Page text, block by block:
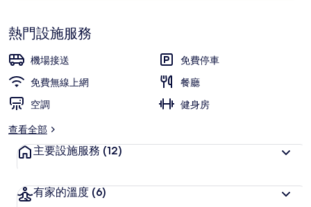
10，
深
受
旅
客
喜
熱門設施服務
機場接送
免費停車
免費無線上網
餐廳
空調
健身房
查看全部
主要設施服務 (12)
有家的溫度 (6)